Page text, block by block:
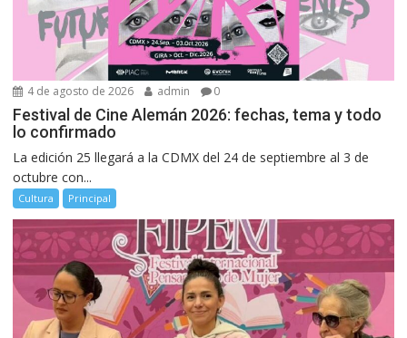
4 de agosto de 2026 admin 0
Festival de Cine Alemán 2026: fechas, tema y todo
lo confirmado
La edición 25 llegará a la CDMX del 24 de septiembre al 3 de
octubre con...
Cultura Principal